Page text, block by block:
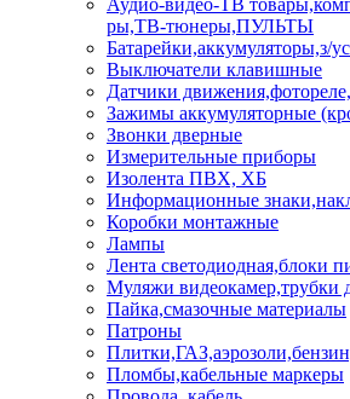
Аудио-видео-ТВ
ры,ТВ-тюнеры,ПУЛЬТЫ
Батарейки,аккумуляторы,з/
Выключатели клавишные
Датчики
Зажимы аккумуляторные
Звонки дверные
Измерительные приборы
Изолента ПВХ, ХБ
Информационные
Коробки монтажные
Лампы
Лента светодиодная,блоки
Муляжи видеокамер,трубки
Пайка,смазочные материалы
Патроны
Пломбы,кабельные маркеры